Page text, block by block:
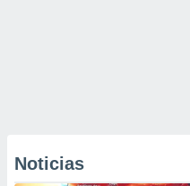
Noticias